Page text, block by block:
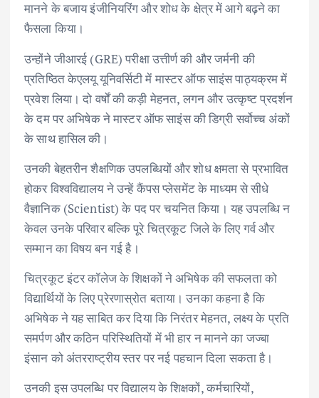
मानने के बजाय इंजीनियरिंग और शोध के क्षेत्र में आगे बढ़ने का
फैसला किया।
उन्होंने जीआरई (GRE) परीक्षा उत्तीर्ण की और जर्मनी की
प्रतिष्ठित केएलयू यूनिवर्सिटी में मास्टर ऑफ साइंस पाठ्यक्रम में
प्रवेश लिया। दो वर्षों की कड़ी मेहनत, लगन और उत्कृष्ट प्रदर्शन
के दम पर अभिषेक ने मास्टर ऑफ साइंस की डिग्री सर्वोच्च अंकों
के साथ हासिल की।
उनकी बेहतरीन शैक्षणिक उपलब्धियों और शोध क्षमता से प्रभावित
होकर विश्वविद्यालय ने उन्हें कैंपस प्लेसमेंट के माध्यम से सीधे
वैज्ञानिक (Scientist) के पद पर चयनित किया। यह उपलब्धि न
केवल उनके परिवार बल्कि पूरे चित्रकूट जिले के लिए गर्व और
सम्मान का विषय बन गई है।
चित्रकूट इंटर कॉलेज के शिक्षकों ने अभिषेक की सफलता को
विद्यार्थियों के लिए प्रेरणास्रोत बताया। उनका कहना है कि
अभिषेक ने यह साबित कर दिया कि निरंतर मेहनत, लक्ष्य के प्रति
समर्पण और कठिन परिस्थितियों में भी हार न मानने का जज्बा
इंसान को अंतरराष्ट्रीय स्तर पर नई पहचान दिला सकता है।
उनकी इस उपलब्धि पर विद्यालय के शिक्षकों, कर्मचारियों,